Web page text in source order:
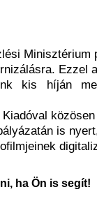
Minisztérium
Ezzel
kis híján
is
ha Ön is segít!